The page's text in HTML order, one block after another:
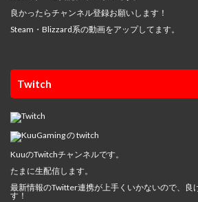
良かったらチャンネル登録お願いします！
Steam・Blizzard系の動画をアップしてます。
Twitch
KuuのTwitchチャンネルです。
たまに生配信します。
最新情報のTwitter連携が上手くいかないので、良
す！